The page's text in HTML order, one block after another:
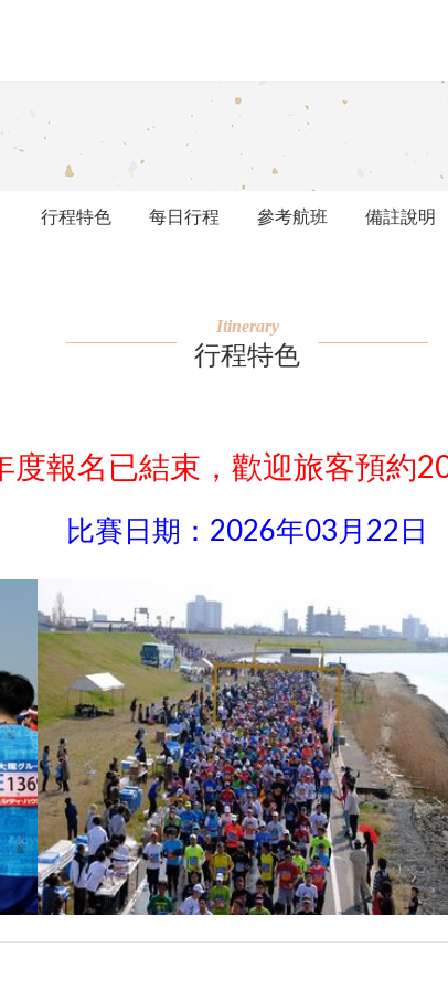
行程特色 每日行程 參考航班 備註說明
Itinerary
行程特色
報名已結束，歡迎旅客預約
比賽日期：2026年03月22日